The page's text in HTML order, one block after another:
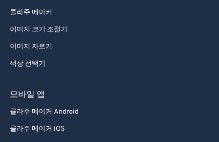
콜라주 메이커
이미지 크기 조절기
이미지 자르기
색상 선택기
모바일 앱
콜라주 메이커 Android
콜라주 메이커 iOS